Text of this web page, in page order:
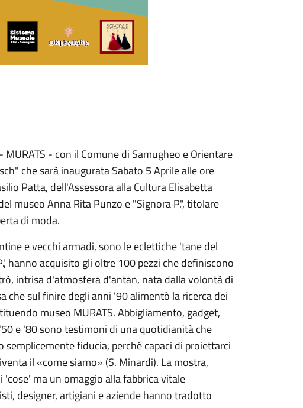
- con il Comune di Samugheo e Orientare
che sarà inaugurata Sabato 5 Aprile alle ore
Patta, dell'Assessora alla Cultura Elisabetta
museo Anna Rita Punzo e "Signora P.", titolare
di moda.
e vecchi armadi, sono le eclettiche 'tane del
hanno acquisito gli oltre 100 pezzi che definiscono
intrisa d'atmosfera d'antan, nata dalla volontà di
che sul finire degli anni '90 alimentò la ricerca dei
museo MURATS. Abbigliamento, gadget,
e '80 sono testimoni di una quotidianità che
fiducia, perché capaci di proiettarci
il «come siamo» (S. Minardi). La mostra,
ma un omaggio alla fabbrica vitale
designer, artigiani e aziende hanno tradotto